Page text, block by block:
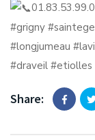
#grigny
#longjumeau
#draveil #etiolles
Share: